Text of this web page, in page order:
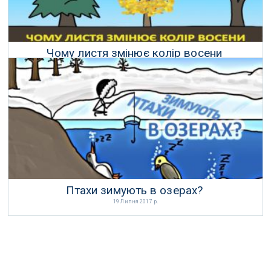
Чому листя змінює колір восени
15 Червня 2017 р.
Птахи зимують в озерах?
19 Липня 2017 р.